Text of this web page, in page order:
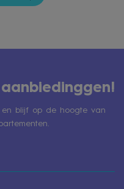
en blijf op de hoogte van